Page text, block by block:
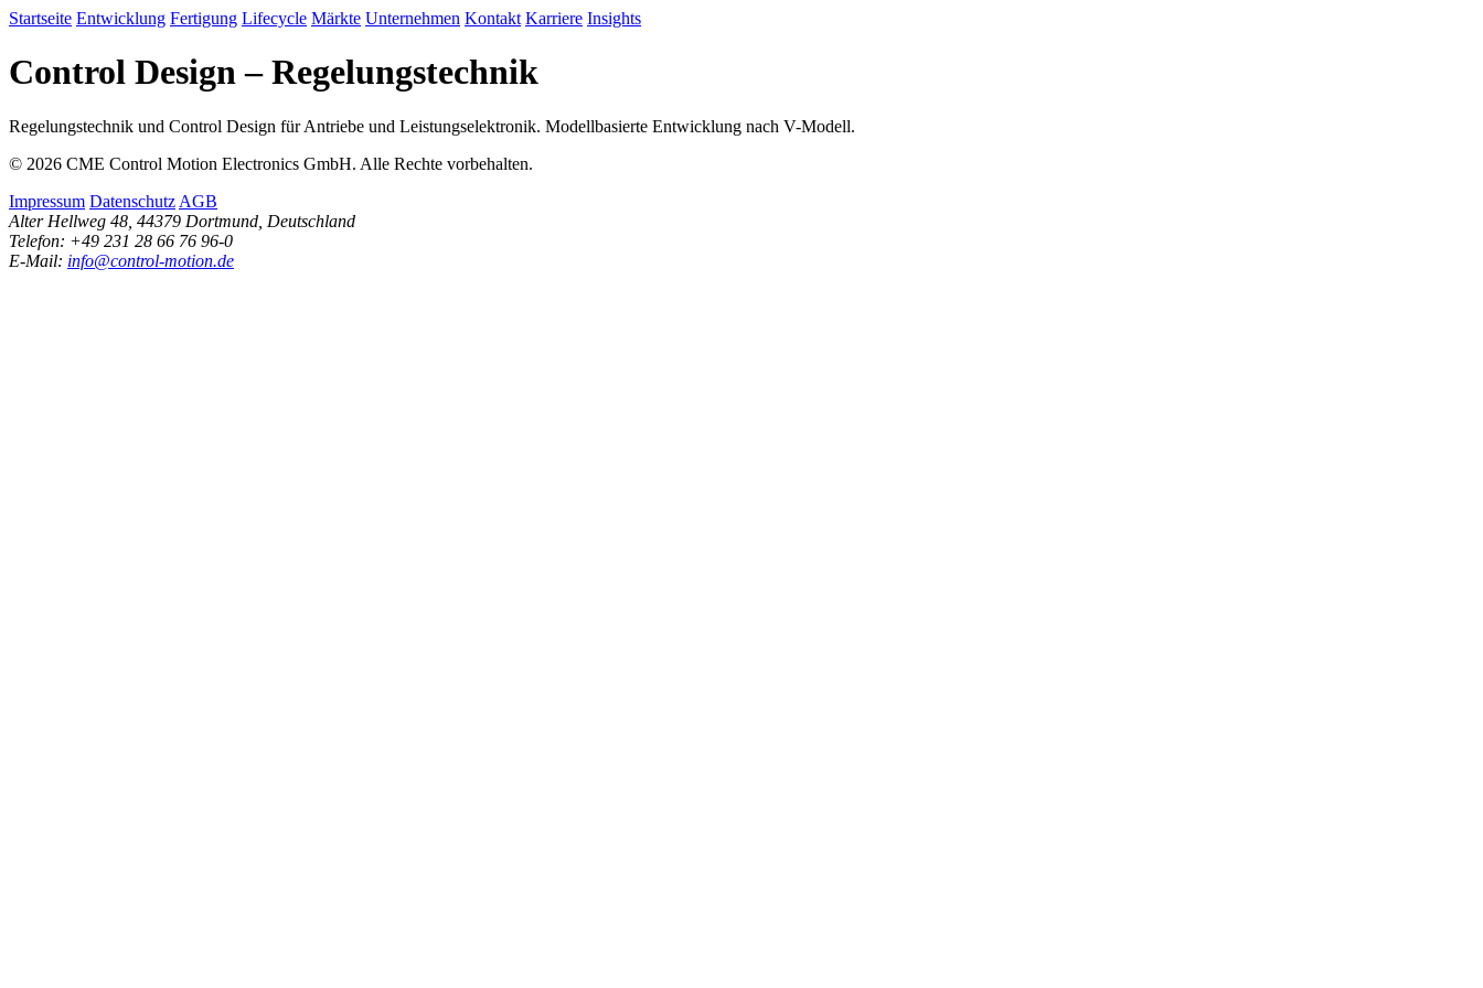
Startseite Entwicklung Fertigung Lifecycle Märkte Unternehmen Kontakt Karriere Insights
Control Design – Regelungstechnik
Regelungstechnik und Control Design für Antriebe und Leistungselektronik. Modellbasierte Entwicklung nach V-Modell.
© 2026 CME Control Motion Electronics GmbH. Alle Rechte vorbehalten.
Impressum Datenschutz AGB
Alter Hellweg 48, 44379 Dortmund, Deutschland
Telefon: +49 231 28 66 76 96-0
E-Mail: info@control-motion.de